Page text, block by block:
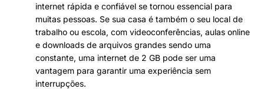
internet rápida e confiável se tornou essencial para
muitas pessoas. Se sua casa é também o seu local de
trabalho ou escola, com videoconferências, aulas online
e downloads de arquivos grandes sendo uma
constante, uma internet de 2 GB pode ser uma
vantagem para garantir uma experiência sem
interrupções.